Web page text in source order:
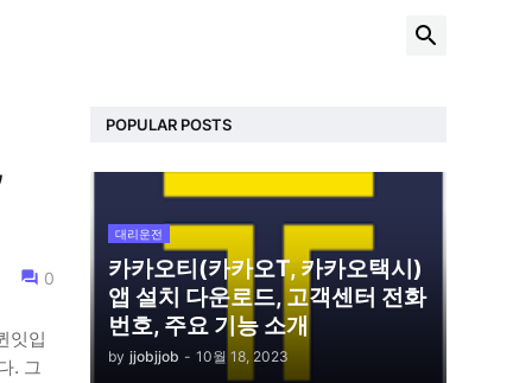
0
잇입
. 그
POPULAR POSTS
대리운전
카카오티(카카오T, 카카오택시)
앱 설치 다운로드, 고객센터 전화
번호, 주요 기능 소개
by jjobjjob - 10월 18, 2023